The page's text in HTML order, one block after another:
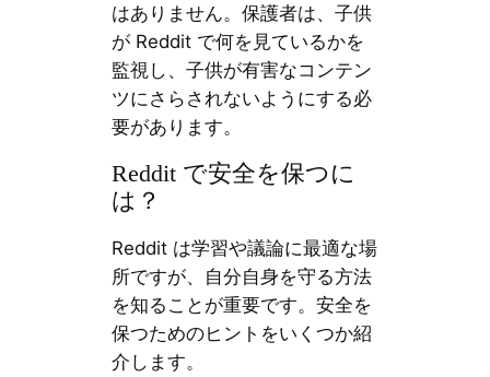
はありません。保護者は、子供
が Reddit で何を見ているかを
監視し、子供が有害なコンテン
ツにさらされないようにする必
要があります。
Reddit で安全を保つに
は？
Reddit は学習や議論に最適な場
所ですが、自分自身を守る方法
を知ることが重要です。安全を
保つためのヒントをいくつか紹
介します。